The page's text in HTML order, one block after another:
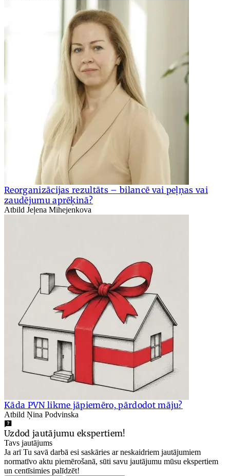
Reorganizācijas rezultāts – bilancē vai peļņas vai
zaudējumu aprēķinā?
Atbild Jeļena Mihejenkova
Kāda PVN likme jāpiemēro, pārdodot māju?
Atbild Ņina Podvinska
Uzdod jautājumu ekspertiem!
Tavs jautājums
Ja arī Tu savā darbā esi saskāries ar neskaidriem jautājumiem
normatīvo aktu piemērošanā, sūti savu jautājumu mūsu ekspertiem
un centīsimies palīdzēt!